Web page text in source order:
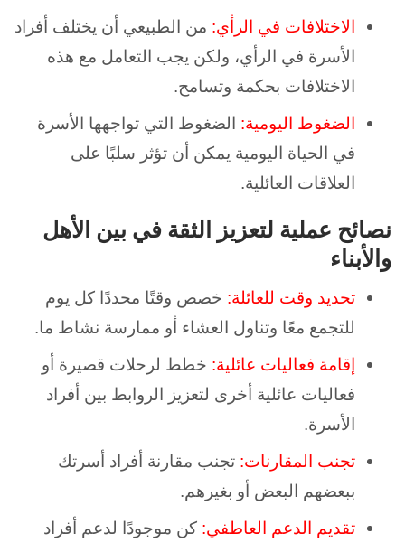
الاختلافات في الرأي: من الطبيعي أن يختلف أفراد
الأسرة في الرأي، ولكن يجب التعامل مع هذه
الاختلافات بحكمة وتسامح.
الضغوط اليومية: الضغوط التي تواجهها الأسرة
في الحياة اليومية يمكن أن تؤثر سلبًا على
العلاقات العائلية.
نصائح عملية لتعزيز الثقة في بين الأهل
والأبناء
تحديد وقت للعائلة: خصص وقتًا محددًا كل يوم
للتجمع معًا وتناول العشاء أو ممارسة نشاط ما.
إقامة فعاليات عائلية: خطط لرحلات قصيرة أو
فعاليات عائلية أخرى لتعزيز الروابط بين أفراد
الأسرة.
تجنب المقارنات: تجنب مقارنة أفراد أسرتك
ببعضهم البعض أو بغيرهم.
تقديم الدعم العاطفي: كن موجودًا لدعم أفراد